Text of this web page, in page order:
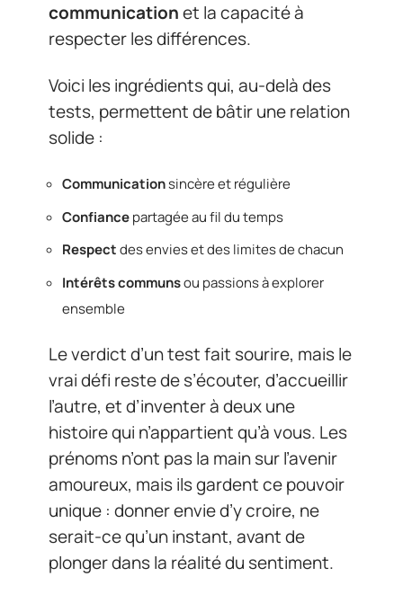
communicationet la capacité à
respecter les différences.
Voici les ingrédients qui, au-delà des
tests, permettent de bâtir une relation
solide :
Communicationsincère et régulière
Confiancepartagée au fil du temps
Respectdes envies et des limites de chacun
Intérêts communsou passions à explorer
ensemble
Le verdict d’un test fait sourire, mais le
vrai défi reste de s’écouter, d’accueillir
l’autre, et d’inventer à deux une
histoire qui n’appartient qu’à vous. Les
prénoms n’ont pas la main sur l’avenir
amoureux, mais ils gardent ce pouvoir
unique : donner envie d’y croire, ne
serait-ce qu’un instant, avant de
plonger dans la réalité du sentiment.